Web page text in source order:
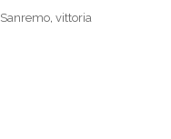
Sanremo vittoria